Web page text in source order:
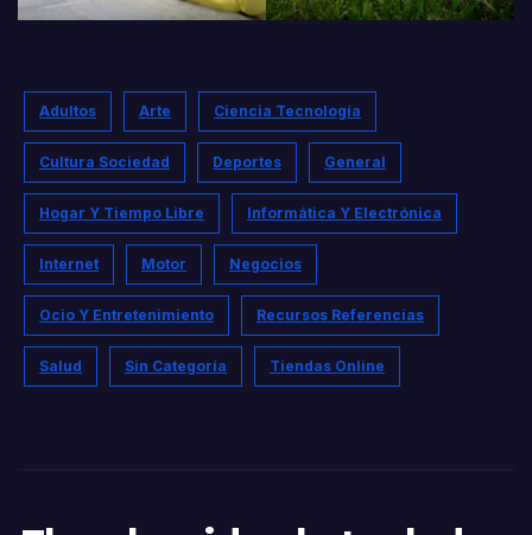
Adultos Arte Ciencia Tecnología
Cultura Sociedad Deportes General
Hogar Y Tiempo Libre Informática Y Electrónica
Internet Motor Negocios
Ocio Y Entretenimiento Recursos Referencias
Salud Sin Categoría Tiendas Online